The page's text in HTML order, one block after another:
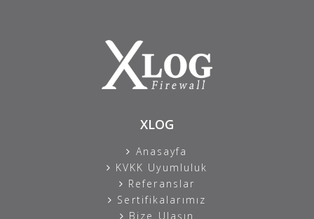
XLOG
Anasayfa
KVKK Uyumluluk
Referanslar
Sertifikalarımız
Bize Ulaşın